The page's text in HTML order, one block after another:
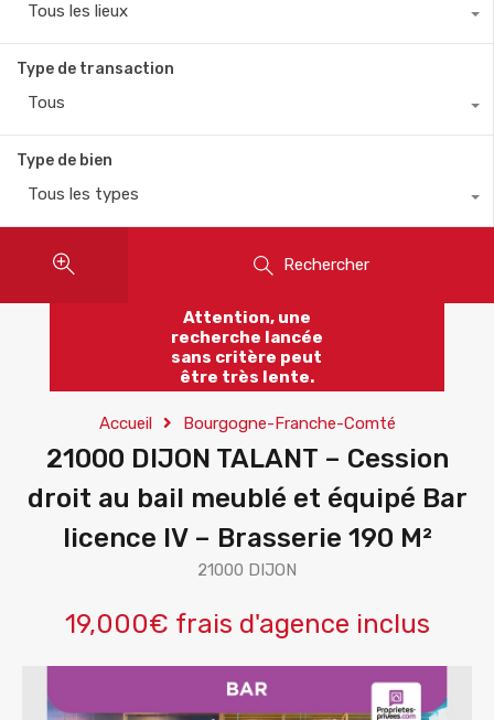
Tous les lieux
Type de transaction
Tous
Type de bien
Tous les types
Rechercher
Attention, une
recherche lancée
sans critère peut
être très lente.
Accueil Bourgogne-Franche-Comté
21000 DIJON TALANT – Cession
droit au bail meublé et équipé Bar
licence IV – Brasserie 190 M²
21000 DIJON
19,000€ frais d'agence inclus